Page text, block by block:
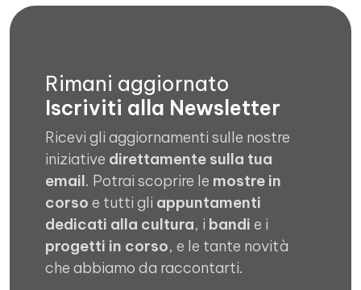
Rimani aggiornato
Iscriviti alla Newsletter
Ricevi gli aggiornamenti sulle nostre
iniziative direttamente sulla tua
email. Potrai scoprire le mostre in
corso e tutti gli appuntamenti
dedicati alla cultura, i bandi e i
progetti in corso, e le tante novità
che abbiamo da raccontarti.